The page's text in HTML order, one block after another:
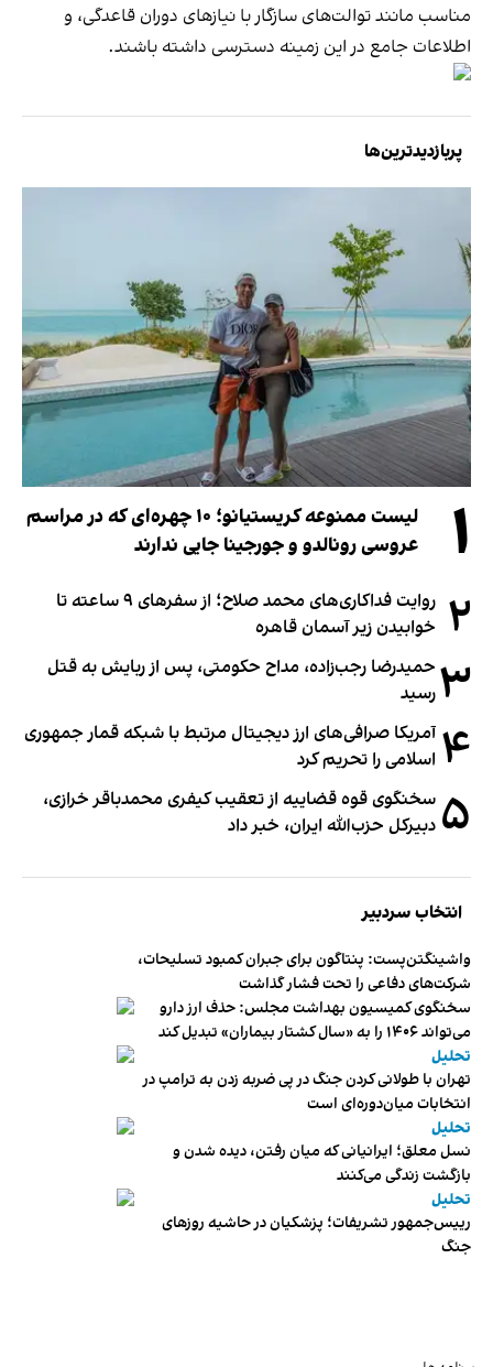
مناسب مانند توالت‌های سازگار با نیازهای دوران قاعدگی، و
اطلاعات جامع در این زمینه دسترسی داشته باشند.
پربازدیدترین‌ها
۱
لیست ممنوعه کریستیانو؛ ۱۰ چهره‌ای که در مراسم
عروسی رونالدو و جورجینا جایی ندارند
۲
روایت فداکاری‌های محمد صلاح؛ از سفرهای ۹ ساعته تا
خوابیدن زیر آسمان قاهره
۳ حمیدرضا رجب‌زاده، مداح حکومتی، پس از ربایش به قتل
رسید
۴ آمریکا صرافی‌های ارز دیجیتال مرتبط با شبکه قمار جمهوری
اسلامی را تحریم کرد
۵ سخنگوی قوه قضاییه از تعقیب کیفری محمدباقر خرازی،
دبیر‌کل حزب‌الله ایران، خبر داد
انتخاب سردبیر
واشینگتن‌پست: پنتاگون برای جبران کمبود تسلیحات،
شرکت‌های دفاعی را تحت فشار گذاشت
سخنگوی کمیسیون بهداشت مجلس: حذف ارز دارو
می‌تواند ۱۴۰۶ را به «سال کشتار بیماران» تبدیل کند
تحلیل
تهران با طولانی کردن جنگ در پی ضربه زدن به ترامپ در
انتخابات میان‌دوره‌ای است
تحلیل
نسل معلق؛ ایرانیانی که میان رفتن، دیده شدن و
بازگشت زندگی می‌کنند
تحلیل
رییس‌جمهور تشریفات؛ پزشکیان در حاشیه روزهای
جنگ